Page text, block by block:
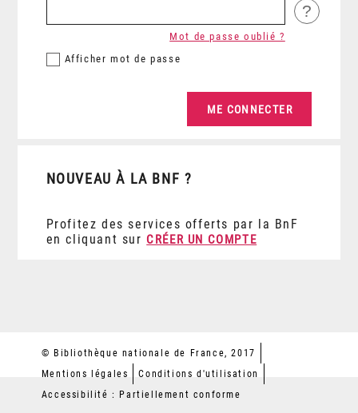
?
Afficher mot de passe
Mot de passe oublié ?
NOUVEAU À LA BNF ?
Profitez des services offerts par la BnF
en cliquant sur CRÉER UN COMPTE
© Bibliothèque nationale de France, 2017
Mentions légales
Conditions d'utilisation
Accessibilité : Partiellement conforme